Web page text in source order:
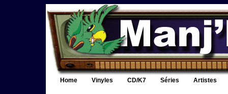
Home Vinyles CD/K7 Séries Artistes